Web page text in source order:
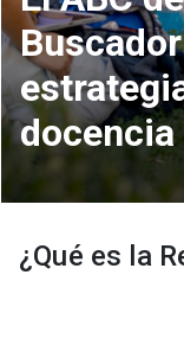
que
¿Qué es la